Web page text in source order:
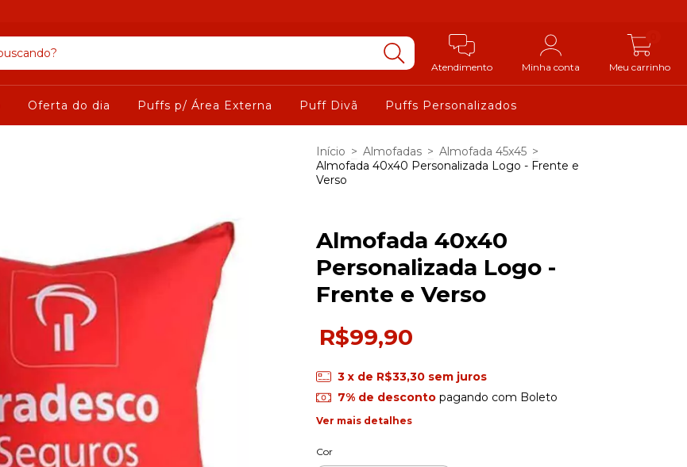
Atendimento Minha conta Meu carrinho
Oferta do dia Puffs p/ Área Externa Puff Divã Puffs Personalizados
Início > Almofadas > Almofada 45x45 >
Almofada 40x40 Personalizada Logo - Frente e
Verso
Almofada 40x40
Personalizada Logo -
Frente e Verso
R$99,90
3 x de R$33,30 sem juros
7% de descontopagando com Boleto
Ver mais detalhes
Cor